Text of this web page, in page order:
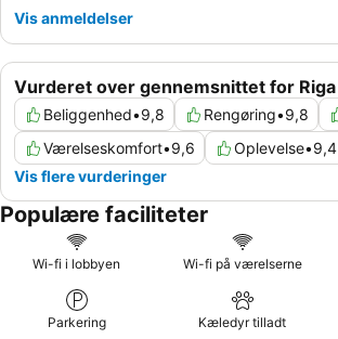
Vurderet over gennemsnittet for Riga
Beliggenhed•9,8 Rengøring•9,8
Værelseskomfort•9,6 Oplevelse•9,4
Vis flere vurderinger
Vis anmeldelser
Populære faciliteter
Wi-fi i lobbyen Wi-fi på værelserne
Parkering Kæledyr tilladt